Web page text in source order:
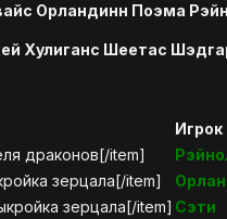
Орландинн Поэма
Хулиганс Шеетас
Игрок
драконов[/item]
зерцала[/item]
зерцала[/item] Сэти